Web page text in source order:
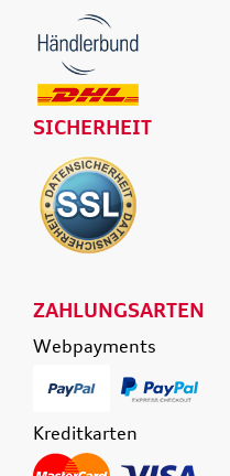
SICHERHEIT
ZAHLUNGSARTEN
Webpayments
Kreditkarten